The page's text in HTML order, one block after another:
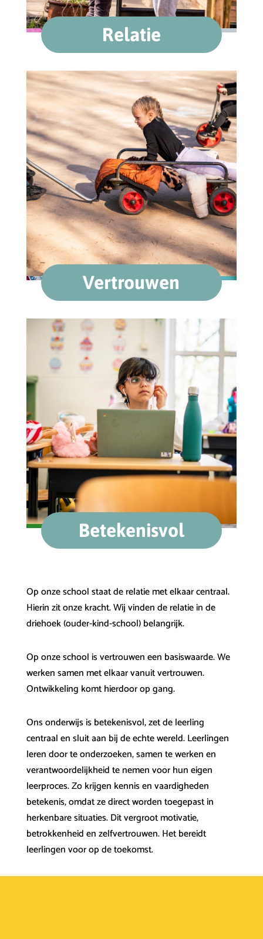
Relatie
Vertrouwen
Betekenisvol
Op onze school staat de relatie met elkaar centraal.
Hierin zit onze kracht. Wij vinden de relatie in de
driehoek (ouder-kind-school) belangrijk.
Op onze school is vertrouwen een basiswaarde. We
werken samen met elkaar vanuit vertrouwen.
Ontwikkeling komt hierdoor op gang.
Ons onderwijs is betekenisvol, zet de leerling
centraal en sluit aan bij de echte wereld. Leerlingen
leren door te onderzoeken, samen te werken en
verantwoordelijkheid te nemen voor hun eigen
leerproces. Zo krijgen kennis en vaardigheden
betekenis, omdat ze direct worden toegepast in
herkenbare situaties. Dit vergroot motivatie,
betrokkenheid en zelfvertrouwen. Het bereidt
leerlingen voor op de toekomst.